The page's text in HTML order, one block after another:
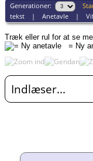
Generationer:
tekst| Anetavle|
Træk eller rul for at se
= Ny
Indlæser...